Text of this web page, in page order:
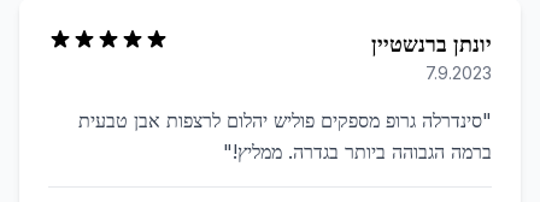
יונתן ברנשטיין
7.9.2023
"סינדרלה גרופ מספקים פוליש יהלום לרצפות אבן טבעית
ברמה הגבוהה ביותר בגדרה. ממליץ!"